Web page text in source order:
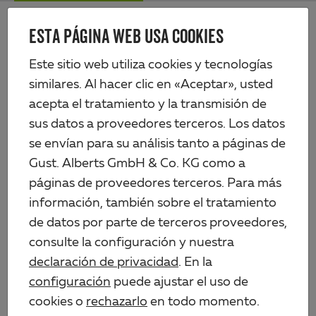
ESTA PÁGINA WEB USA COOKIES
Este sitio web utiliza cookies y tecnologías
similares. Al hacer clic en «Aceptar», usted
acepta el tratamiento y la transmisión de
sus datos a proveedores terceros. Los datos
se envían para su análisis tanto a páginas de
Gust. Alberts GmbH & Co. KG como a
páginas de proveedores terceros. Para más
información, también sobre el tratamiento
de datos por parte de terceros proveedores,
consulte la configuración y nuestra
declaración de privacidad. En la
configuración puede ajustar el uso de
cookies o rechazarlo en todo momento.
Skip
content
Alberts
Productos Perfiles y chapas Perfiles de plástico Perfil en H